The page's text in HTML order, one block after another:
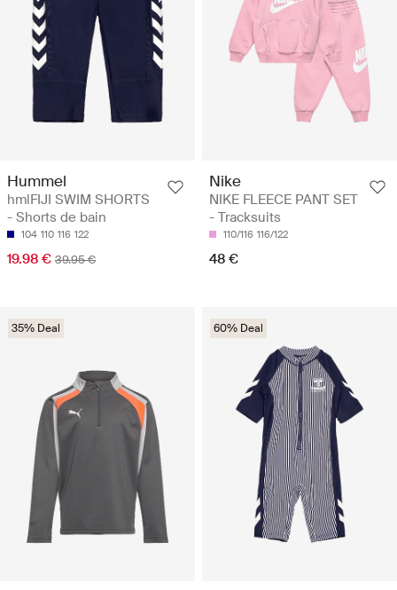
Hummel
hmlFIJI SWIM SHORTS
- Shorts de bain
104 110 116 122
19.98 € 39.95 €
Nike
NIKE FLEECE PANT SET
- Tracksuits
110/116 116/122
48 €
35% Deal 60% Deal